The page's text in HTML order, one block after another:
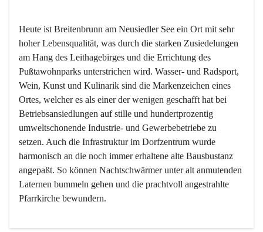
Heute ist Breitenbrunn am Neusiedler See ein Ort mit sehr
hoher Lebensqualität, was durch die starken Zusiedelungen
am Hang des Leithagebirges und die Errichtung des
Pußtawohnparks unterstrichen wird. Wasser- und Radsport,
Wein, Kunst und Kulinarik sind die Markenzeichen eines
Ortes, welcher es als einer der wenigen geschafft hat bei
Betriebsansiedlungen auf stille und hundertprozentig
umweltschonende Industrie- und Gewerbebetriebe zu
setzen. Auch die Infrastruktur im Dorfzentrum wurde
harmonisch an die noch immer erhaltene alte Bausbustanz
angepaßt. So können Nachtschwärmer unter alt anmutenden
Laternen bummeln gehen und die prachtvoll angestrahlte
Pfarrkirche bewundern.
Der Weinbau dominert heute nicht mehr, ist aber integrativer